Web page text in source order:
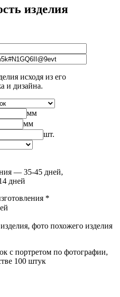
изделия
исходя из его
и дизайна.
мм
мм
шт.
— 35-45 дней,
дней
*
фото похожего изделия
с портретом по фотографии,
100 штук